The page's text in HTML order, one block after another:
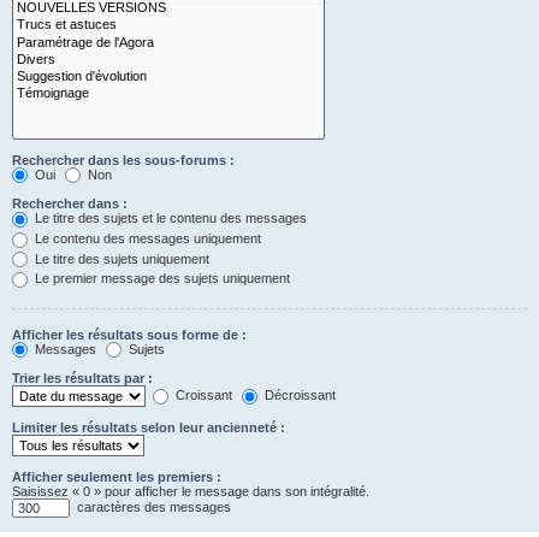
Rechercher dans les sous-forums :
Oui
Non
Rechercher dans :
Le titre des sujets et le contenu des messages
Le contenu des messages uniquement
Le titre des sujets uniquement
Le premier message des sujets uniquement
Afficher les résultats sous forme de :
Messages
Sujets
Trier les résultats par :
Croissant
Décroissant
Limiter les résultats selon leur ancienneté :
Afficher seulement les premiers :
Saisissez « 0 » pour afficher le message dans son intégralité.
caractères des messages